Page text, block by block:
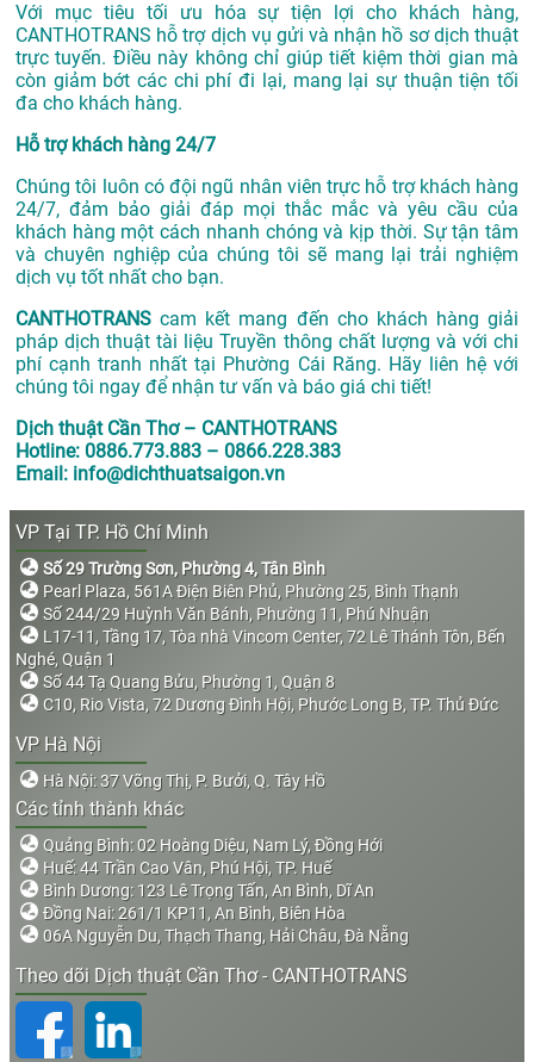
Với mục tiêu tối ưu hóa sự tiện lợi cho khách hàng,
CANTHOTRANS hỗ trợ dịch vụ gửi và nhận hồ sơ dịch thuật
trực tuyến. Điều này không chỉ giúp tiết kiệm thời gian mà
còn giảm bớt các chi phí đi lại, mang lại sự thuận tiện tối
đa cho khách hàng.
Hỗ trợ khách hàng 24/7
Chúng tôi luôn có đội ngũ nhân viên trực hỗ trợ khách hàng
24/7, đảm bảo giải đáp mọi thắc mắc và yêu cầu của
khách hàng một cách nhanh chóng và kịp thời. Sự tận tâm
và chuyên nghiệp của chúng tôi sẽ mang lại trải nghiệm
dịch vụ tốt nhất cho bạn.
CANTHOTRANS cam kết mang đến cho khách hàng giải
pháp dịch thuật tài liệu Truyền thông chất lượng và với chi
phí cạnh tranh nhất tại Phường Cái Răng. Hãy liên hệ với
chúng tôi ngay để nhận tư vấn và báo giá chi tiết!
Dịch thuật Cần Thơ – CANTHOTRANS
Hotline: 0886.773.883 – 0866.228.383
Email: info@dichthuatsaigon.vn
VP Tại TP. Hồ Chí Minh
Số 29 Trường Sơn, Phường 4, Tân Bình
Pearl Plaza, 561A Điện Biên Phủ, Phường 25, Bình Thạnh
Số 244/29 Huỳnh Văn Bánh, Phường 11, Phú Nhuận
L17-11, Tầng 17, Tòa nhà Vincom Center, 72 Lê Thánh Tôn, Bến
Nghé, Quận 1
Số 44 Tạ Quang Bửu, Phường 1, Quận 8
C10, Rio Vista, 72 Dương Đình Hội, Phước Long B, TP. Thủ Đức
VP Hà Nội
Hà Nội: 37 Võng Thị, P. Bưởi, Q. Tây Hồ
Các tỉnh thành khác
Quảng Bình: 02 Hoàng Diệu, Nam Lý, Đồng Hới
Huế: 44 Trần Cao Vân, Phú Hội, TP. Huế
Bình Dương: 123 Lê Trọng Tấn, An Bình, Dĩ An
Đồng Nai: 261/1 KP11, An Bình, Biên Hòa
06A Nguyễn Du, Thạch Thang, Hải Châu, Đà Nẵng
Theo dõi Dịch thuật Cần Thơ - CANTHOTRANS